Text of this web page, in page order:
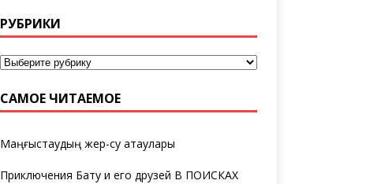
РУБРИКИ
САМОЕ ЧИТАЕМОЕ
Маңғыстаудың жер-су атаулары
Приключения Бату и его друзей В ПОИСКАХ